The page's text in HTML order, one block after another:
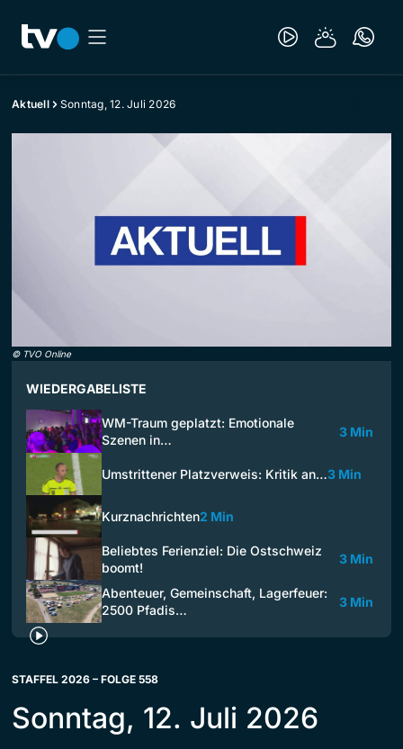
Aktuell Sonntag, 12. Juli 2026
© TVO Online
WIEDERGABELISTE
WM-Traum geplatzt: Emotionale
Szenen in…
3 Min
Umstrittener Platzverweis: Kritik an…3 Min
Kurznachrichten2 Min
Beliebtes Ferienziel: Die Ostschweiz
boomt!
3 Min
Abenteuer, Gemeinschaft, Lagerfeuer:
2500 Pfadis…
3 Min
STAFFEL 2026 – FOLGE 558
Sonntag, 12. Juli 2026